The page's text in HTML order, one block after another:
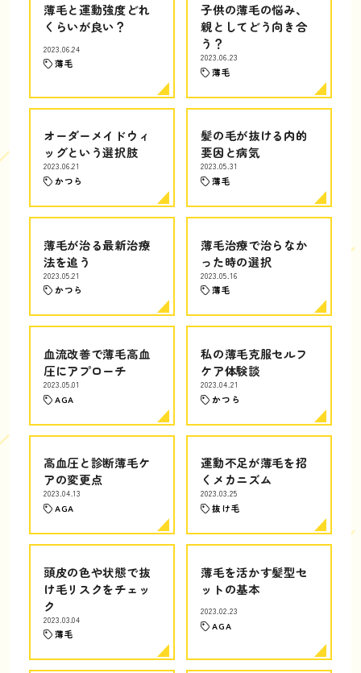
薄毛と運動強度どれ
くらいが良い？
2023.06.24
薄毛
子供の薄毛の悩み、
親としてどう向き合
う？
2023.06.23
薄毛
オーダーメイドウィ
ッグという選択肢
2023.06.21
かつら
髪の毛が抜ける内的
要因と病気
2023.05.31
薄毛
薄毛が治る最新治療
法を追う
2023.05.21
かつら
薄毛治療で治らなか
った時の選択
2023.05.16
薄毛
血流改善で薄毛高血
圧にアプローチ
2023.05.01
AGA
私の薄毛克服セルフ
ケア体験談
2023.04.21
かつら
高血圧と診断薄毛ケ
アの変更点
2023.04.13
AGA
運動不足が薄毛を招
くメカニズム
2023.03.25
抜け毛
頭皮の色や状態で抜
け毛リスクをチェッ
ク
2023.03.04
薄毛
薄毛を活かす髪型セ
ットの基本
2023.02.23
AGA